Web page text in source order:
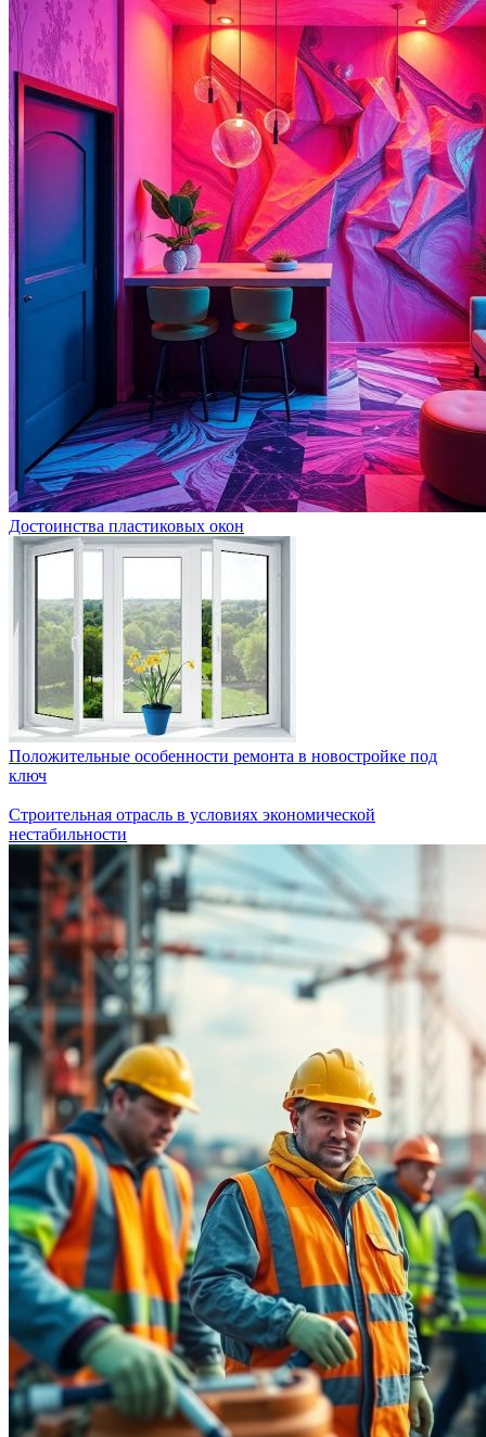
Достоинства пластиковых окон
Положительные особенности ремонта в новостройке под
ключ
Строительная отрасль в условиях экономической
нестабильности